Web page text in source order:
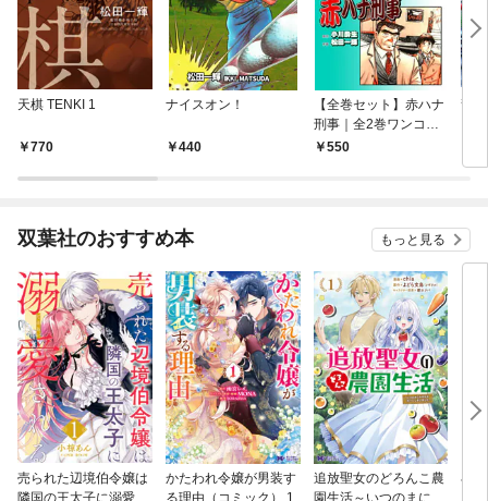
天棋 TENKI 1
770
ナイスオン！
440
【全巻セット】赤ハナ
刑事｜全2巻ワンコイ
ン！！
550
龍
双葉社のおすすめ本 もっと見る
売られた辺境伯令嬢は
かたわれ令嬢が男装す
追放聖女のどろんこ農
小